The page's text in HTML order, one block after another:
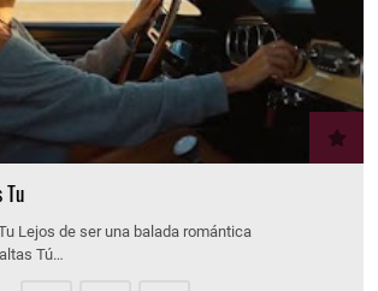
Tu
Lejos de ser una balada romántica
Tú…